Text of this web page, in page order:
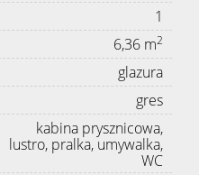
1
6,36 m2
glazura
gres
kabina prysznicowa,
lustro, pralka, umywalka,
WC